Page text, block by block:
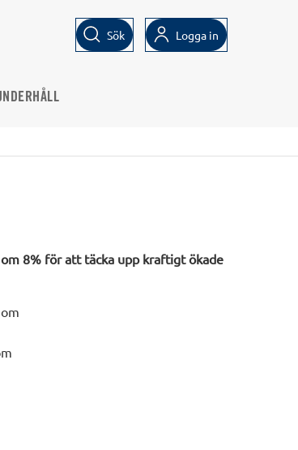
Sök Logga in
8% för att täcka upp kraftigt ökade